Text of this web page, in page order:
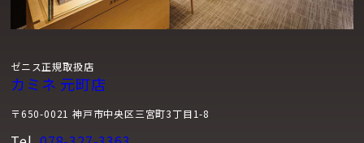
ゼニス正規取扱店
カミネ 元町店
〒650-0021 神戸市中央区三宮町3丁目1-8